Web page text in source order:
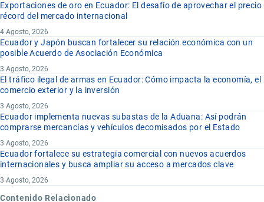
Exportaciones de oro en Ecuador: El desafío de aprovechar el precio
récord del mercado internacional
4 Agosto, 2026
Ecuador y Japón buscan fortalecer su relación económica con un
posible Acuerdo de Asociación Económica
3 Agosto, 2026
El tráfico ilegal de armas en Ecuador: Cómo impacta la economía, el
comercio exterior y la inversión
3 Agosto, 2026
Ecuador implementa nuevas subastas de la Aduana: Así podrán
comprarse mercancías y vehículos decomisados por el Estado
3 Agosto, 2026
Ecuador fortalece su estrategia comercial con nuevos acuerdos
internacionales y busca ampliar su acceso a mercados clave
3 Agosto, 2026
Contenido Relacionado